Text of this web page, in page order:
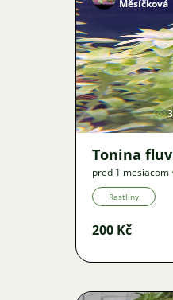
Měsíčková
Tonina
pred 1 mesiacom
•Ponuka
Rastliny
200 Kč